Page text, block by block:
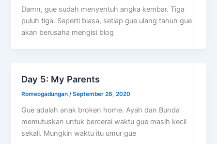
Damn, gue sudah menyentuh angka kembar. Tiga
puluh tiga. Seperti biasa, setiap gue ulang tahun gue
akan berusaha mengisi blog
Day 5: My Parents
Romeogadungan/September 26, 2020
Gue adalah anak broken home. Ayah dan Bunda
memutuskan untuk bercerai waktu gue masih kecil
sekali. Mungkin waktu itu umur gue